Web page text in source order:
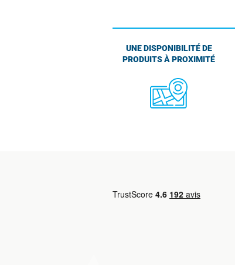
UNE DISPONIBILITÉ DE
PRODUITS À PROXIMITÉ